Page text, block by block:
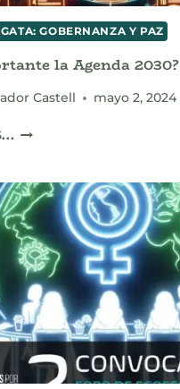
GOBERNANZA Y PAZ
la Agenda 2030?
Castell mayo 2, 2024
¿ES
AGENDA
2030?